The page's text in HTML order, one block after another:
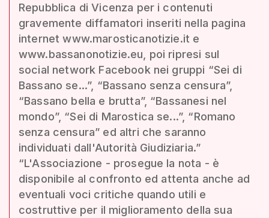
Repubblica di Vicenza per i contenuti
gravemente diffamatori inseriti nella pagina
internet www.marosticanotizie.it e
www.bassanonotizie.eu, poi ripresi sul
social network Facebook nei gruppi “Sei di
Bassano se...”, “Bassano senza censura”,
“Bassano bella e brutta”, “Bassanesi nel
mondo”, “Sei di Marostica se...”, “Romano
senza censura” ed altri che saranno
individuati dall'Autorità Giudiziaria.”
“L'Associazione - prosegue la nota - è
disponibile al confronto ed attenta anche ad
eventuali voci critiche quando utili e
costruttive per il miglioramento della sua